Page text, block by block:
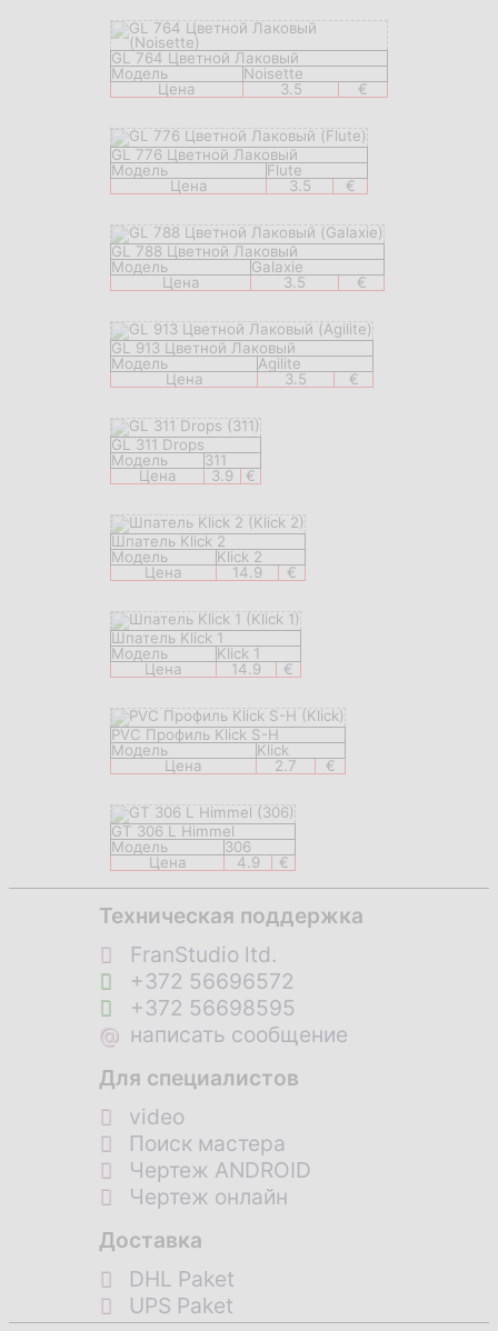
GL 764 Цветной Лаковый
Модель
Noisette
Цена
3.5 €
GL 776 Цветной Лаковый
Модель
Flute
Цена
3.5 €
GL 788 Цветной Лаковый
Модель
Galaxie
Цена
3.5 €
GL 913 Цветной Лаковый
Модель
Agilite
Цена
3.5 €
GL 311 Drops
Модель
311
Цена
3.9 €
Шпатель Klick 2
Модель
Klick 2
Цена
14.9 €
Шпатель Klick 1
Модель
Klick 1
Цена
14.9 €
PVC Профиль Klick S-H
Модель
Klick
Цена
2.7 €
GT 306 L Himmel
Модель
306
Цена
4.9 €
Техническая поддержка
FranStudio ltd.
+372 56696572
+372 56698595
@ написать сообщение
Для специалистов
video
Поиск мастера
Чертеж ANDROID
Чертеж онлайн
Доставка
DHL Paket
UPS Paket